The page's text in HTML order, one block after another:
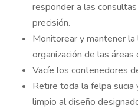
responder a las
precisión.
Monitorear y mantener
organización de las
Vacíe los contenedores
Retire toda la felpa sucia
limpio al diseño